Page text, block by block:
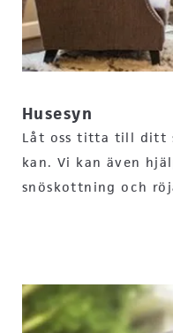
Husesyn
Låt oss titta till ditt
kan. Vi kan även
snöskottning och